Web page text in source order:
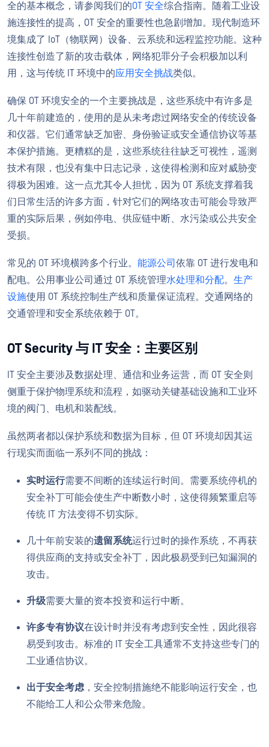
全的基本概念，请参阅我们的OT 安全综合指南。随着工业设
施连接性的提高，OT 安全的重要性也急剧增加。现代制造环
境集成了 IoT（物联网）设备、云系统和远程监控功能。这种
连接性创造了新的攻击载体，网络犯罪分子会积极加以利
用，这与传统 IT 环境中的应用安全挑战类似。
确保 OT 环境安全的一个主要挑战是，这些系统中有许多是
几十年前建造的，使用的是从未考虑过网络安全的传统设备
和仪器。它们通常缺乏加密、身份验证或安全通信协议等基
本保护措施。更糟糕的是，这些系统往往缺乏可视性，遥测
技术有限，也没有集中日志记录，这使得检测和应对威胁变
得极为困难。这一点尤其令人担忧，因为 OT 系统支撑着我
们日常生活的许多方面，针对它们的网络攻击可能会导致严
重的实际后果，例如停电、供应链中断、水污染或公共安全
受损。
常见的 OT 环境横跨多个行业。 能源公司 依靠 OT 进行发电和
配电。公用事业公司通过 OT 系统管理水处理和分配。 生产
设施使用 OT 系统控制生产线和质量保证流程。交通网络的
交通管理和安全系统依赖于 OT。
OT Security 与 IT 安全：主要区别
IT 安全主要涉及数据处理、通信和业务运营，而 OT 安全则
侧重于保护物理系统和流程，如驱动关键基础设施和工业环
境的阀门、电机和装配线。
虽然两者都以保护系统和数据为目标，但 OT 环境却因其运
行现实而面临一系列不同的挑战：
实时运行需要不间断的连续运行时间。需要系统停机的
安全补丁可能会使生产中断数小时，这使得频繁重启等
传统 IT 方法变得不切实际。
几十年前安装的遗留系统运行过时的操作系统，不再获
得供应商的支持或安全补丁，因此极易受到已知漏洞的
攻击。
升级需要大量的资本投资和运行中断。
许多专有协议在设计时并没有考虑到安全性，因此很容
易受到攻击。标准的 IT 安全工具通常不支持这些专门的
工业通信协议。
出于安全考虑，安全控制措施绝不能影响运行安全，也
不能给工人和公众带来危险。